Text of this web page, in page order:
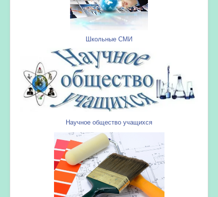
Школьные СМИ
Научное общество учащихся